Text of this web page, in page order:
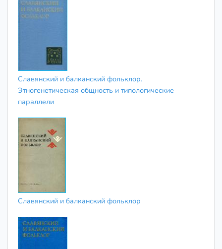
Славянский и балканский фольклор.
Этногенетическая общность и типологические
параллели
Славянский и балканский фольклор